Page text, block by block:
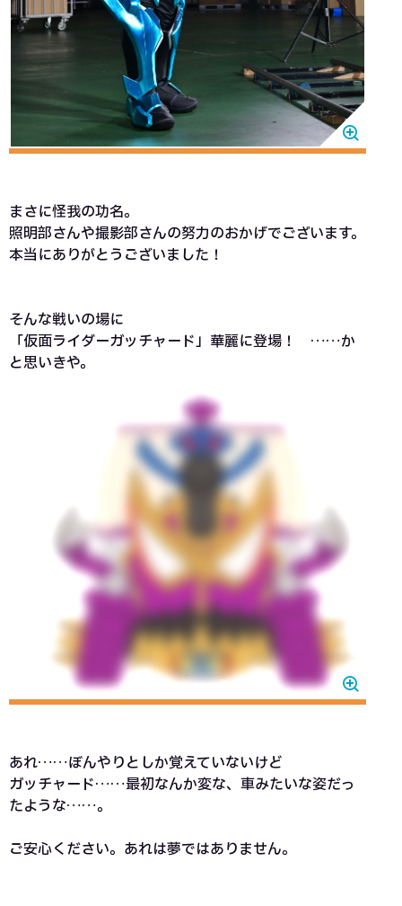
まさに怪我の功名。
照明部さんや撮影部さんの努力のおかげでございます。
本当にありがとうございました！
そんな戦いの場に
「仮面ライダーガッチャード」華麗に登場！ ……か
と思いきや。
あれ……ぼんやりとしか覚えていないけど
ガッチャード……最初なんか変な、車みたいな姿だっ
たような……。
ご安心ください。あれは夢ではありません。